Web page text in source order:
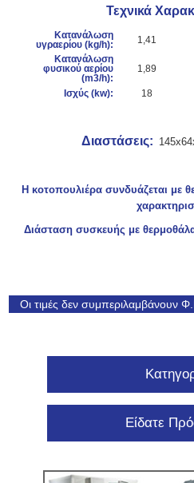
Τεχνικά
Κατανάλωση
υγραερίου (kg/h):
1,41
Κατανάλωση
φυσικού αερίου
(m3/h):
1,89
Ισχύς (kw): 18
Διαστάσεις:
Η κοτοπουλιέρα συνδυάζεται με
Διάσταση συσκευής με
Οι τιμές δεν συμπεριλαμβάνουν
Είδατε